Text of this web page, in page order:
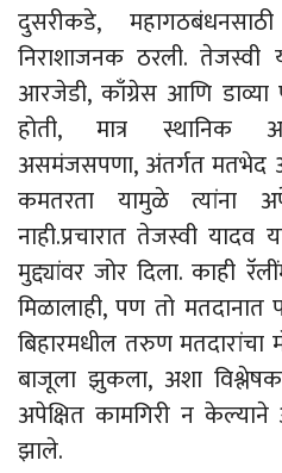
दुसरीकडे,
निराशाजनक ठरली. तेजस्वी
आरजेडी, काँग्रेस आणि डाव्या
होती, मात्र स्थानिक
असमंजसपणा, अंतर्गत मतभेद
कमतरता यामुळे त्यांना
नाही.प्रचारात तेजस्वी यादव
मुद्द्यांवर जोर दिला. काही
मिळालाही, पण तो मतदानात
बिहारमधील तरुण मतदारांचा
बाजूला झुकला, अशा
अपेक्षित कामगिरी न
झाले.